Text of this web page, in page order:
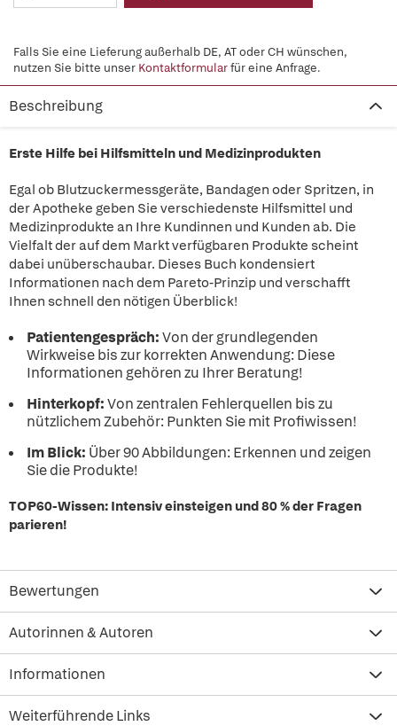
Falls Sie eine Lieferung außerhalb DE, AT oder CH wünschen,
nutzen Sie bitte unser Kontaktformularfür eine Anfrage.
Beschreibung
Erste Hilfe bei Hilfsmitteln und Medizinprodukten
Egal ob Blutzuckermessgeräte, Bandagen oder Spritzen, in
der Apotheke geben Sie verschiedenste Hilfsmittel und
Medizinprodukte an Ihre Kundinnen und Kunden ab. Die
Vielfalt der auf dem Markt verfügbaren Produkte scheint
dabei unüberschaubar. Dieses Buch kondensiert
Informationen nach dem Pareto-Prinzip und verschafft
Ihnen schnell den nötigen Überblick!
Patientengespräch:Von der grundlegenden
Wirkweise bis zur korrekten Anwendung: Diese
Informationen gehören zu Ihrer Beratung!
Hinterkopf:Von zentralen Fehlerquellen bis zu
nützlichem Zubehör: Punkten Sie mit Profiwissen!
Im Blick: Über 90 Abbildungen: Erkennen und zeigen
Sie die Produkte!
TOP60-Wissen: Intensiv einsteigen und 80 % der Fragen
parieren!
Bewertungen
Autorinnen & Autoren
Informationen
Weiterführende Links